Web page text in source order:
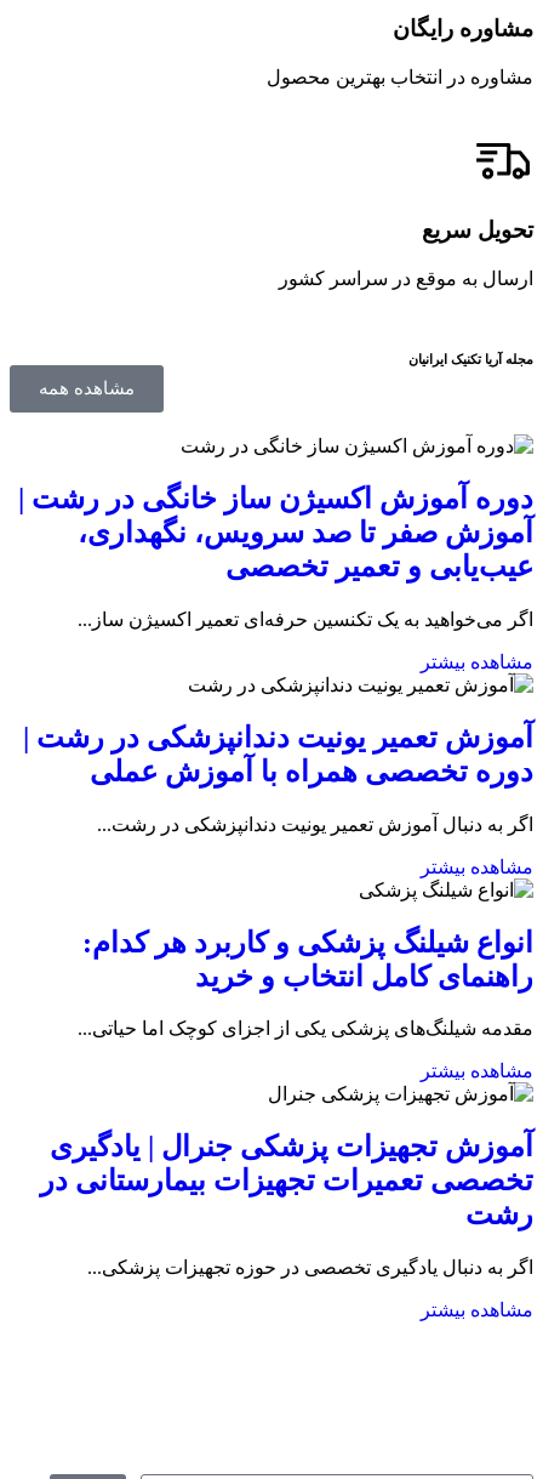
مشاوره رایگان
مشاوره در انتخاب بهترین محصول
تحویل سریع
ارسال به موقع در سراسر کشور
مجله آریا تکنیک ایرانیان
مشاهده همه
دوره آموزش اکسیژن ساز خانگی در رشت |
آموزش صفر تا صد سرویس، نگهداری،
عیب‌یابی و تعمیر تخصصی
اگر می‌خواهید به یک تکنسین حرفه‌ای تعمیر اکسیژن ساز...
مشاهده بیشتر
آموزش تعمیر یونیت دندانپزشکی در رشت |
دوره تخصصی همراه با آموزش عملی
اگر به دنبال آموزش تعمیر یونیت دندانپزشکی در رشت...
مشاهده بیشتر
انواع شیلنگ پزشکی و کاربرد هر کدام:
راهنمای کامل انتخاب و خرید
مقدمه شیلنگ‌های پزشکی یکی از اجزای کوچک اما حیاتی...
مشاهده بیشتر
آموزش تجهیزات پزشکی جنرال | یادگیری
تخصصی تعمیرات تجهیزات بیمارستانی در
رشت
اگر به دنبال یادگیری تخصصی در حوزه تجهیزات پزشکی...
مشاهده بیشتر